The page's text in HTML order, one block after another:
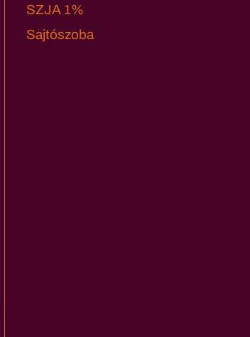
SZJA 1%
Sajtószoba